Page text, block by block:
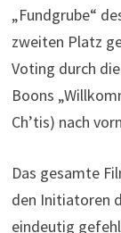
„Fundgrube“
zweiten Platz
Voting durch
Boons
Ch’tis) nach
Das gesamte
den Initiatoren
eindeutig